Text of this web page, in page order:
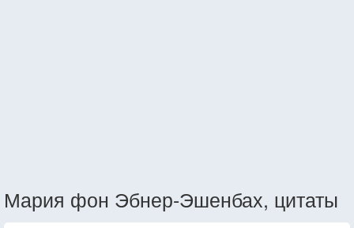
Мария фон Эбнер-Эшенбах, цитаты